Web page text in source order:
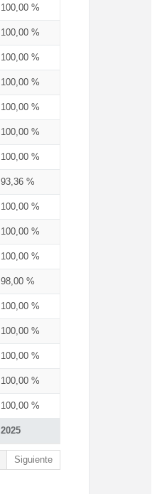
2025
100,00 %
100,00 %
100,00 %
100,00 %
100,00 %
100,00 %
100,00 %
93,36 %
100,00 %
100,00 %
100,00 %
98,00 %
100,00 %
100,00 %
100,00 %
100,00 %
100,00 %
Siguiente